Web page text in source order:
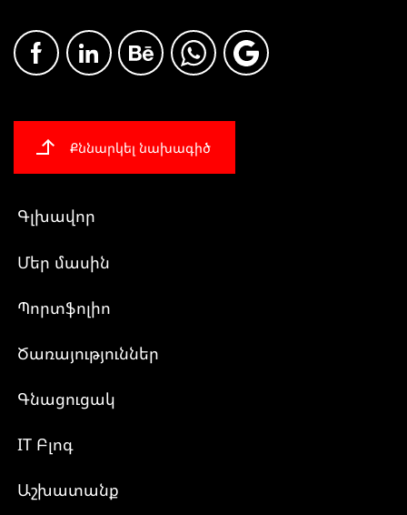
Քննարկել նախագիծ
Գլխավոր
Մեր մասին
Պորտֆոլիո
Ծառայություններ
Գնացուցակ
IT Բլոգ
Աշխատանք